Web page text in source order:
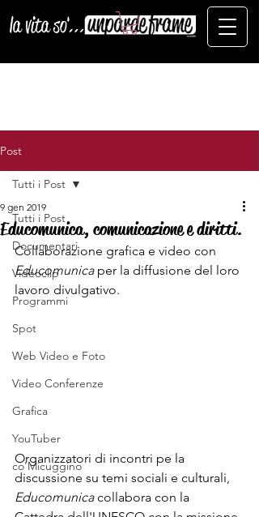
Post
Tutti i Post
Documentari
Videoclip
Programmi
Spot
Web Video e Foto
Video Conferenze
Grafica
YouTuber
co'Micuggino
Tutti i Post
Educomunica, comunicazione e diritti.
9 gen 2019
Collaborazione grafica e video con
Educomunica per la diffusione del loro
lavoro divulgativo.
Organizzatori di incontri pe la
discussione su temi sociali e culturali,
Educomunica collabora con la